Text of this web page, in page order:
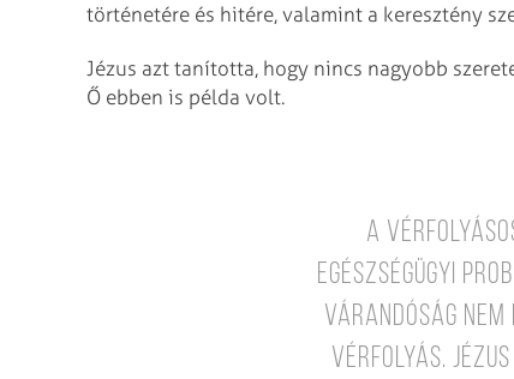
történetére és hitére, valamint a keresztény
Jézus azt tanította, hogy nincs nagyobb
Ő ebben is példa volt.
A
egészségügyi
várandóság NEM
VÉRFOLYÁS.